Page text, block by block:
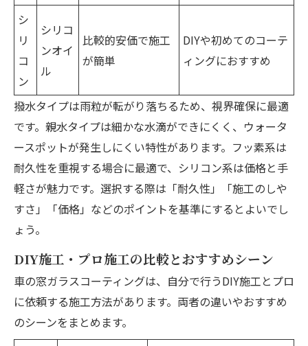
シ
リ
コ
ン
シリコ
ンオイ
ル
比較的安価で施工
が簡単
DIYや初めてのコーテ
ィングにおすすめ
撥水タイプは雨粒が転がり落ちるため、視界確保に最適
です。親水タイプは細かな水滴ができにくく、ウォータ
ースポットが発生しにくい特性があります。フッ素系は
耐久性を重視する場合に最適で、シリコン系は価格と手
軽さが魅力です。選択する際は「耐久性」「施工のしや
すさ」「価格」などのポイントを基準にするとよいでし
ょう。
DIY施工・プロ施工の比較とおすすめシーン
車の窓ガラスコーティングは、自分で行うDIY施工とプロ
に依頼する施工方法があります。両者の違いやおすすめ
のシーンをまとめます。